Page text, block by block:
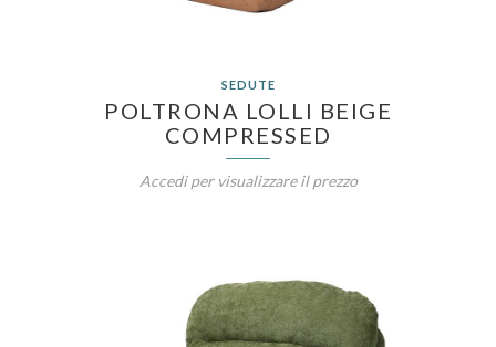
SEDUTE
POLTRONA LOLLI BEIGE
COMPRESSED
Accedi per visualizzare il prezzo